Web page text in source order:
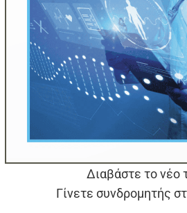
Διαβάστε το νέο
Γίνετε συνδρομητής